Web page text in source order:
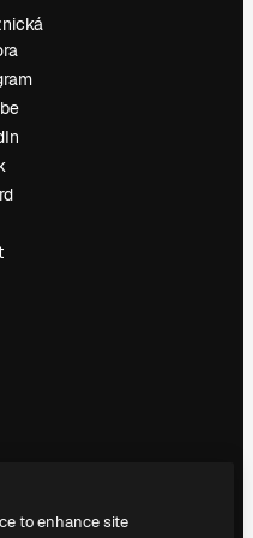
to enhance site